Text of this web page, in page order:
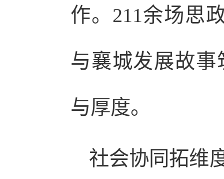
作。211余场思
与襄城发展故
与厚度。
社会协同拓维